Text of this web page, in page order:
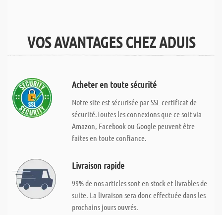
VOS AVANTAGES CHEZ ADUIS
Acheter en toute sécurité
Notre site est sécurisée par SSL certificat de
sécurité.Toutes les connexions que ce soit via
Amazon, Facebook ou Google peuvent être
faites en toute confiance.
Livraison rapide
99% de nos articles sont en stock et livrables de
suite. La livraison sera donc effectuée dans les
prochains jours ouvrés.